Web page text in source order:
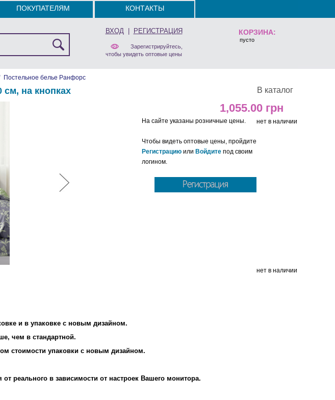
КОРЗИНА:
пусто
ПОКУПАТЕЛЯМ КОНТАКТЫ
ВХОД| РЕГИСТРАЦИЯ
Зарегистрируйтесь,
чтобы увидеть оптовые цены
Постельное белье Ранфорс
В каталог
см, на кнопках
1,055.00
нет в наличии
На сайте указаны розничные цены.
Чтобы видеть оптовые цены, пройдите
Регистрацию или Войдите под своим
логином.
нет в наличии
и в упаковке с новым дизайном.
чем в стандартной.
стоимости упаковки с новым дизайном.
реального в зависимости от настроек Вашего монитора.